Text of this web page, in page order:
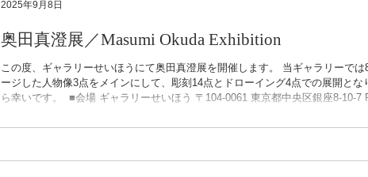
奥田真澄展／Masumi Okuda Exhibition
この度、ギャラリーせいほうにて奥田真澄展を開催します。 当ギャラリーで
ージした人物像3点をメインにして、彫刻14点とドローイング4点での展開と
ら幸いです。 ​ ​■会場 ギャラリーせいほう 〒104-0061 東京都中央区銀座8-10-7
− 9/18(木)【9/14(日)は休廊】 ※ 9/15(月) 敬老の日は開廊します 11:00-18:30（
2025年9月8日